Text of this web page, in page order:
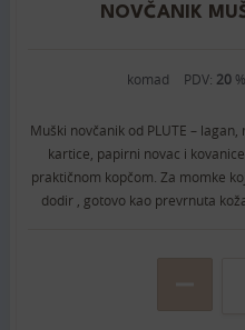
NOVČANIK
komad PDV: 20 %
Muški novčanik od PLUTE –
kartice, papirni novac i
praktičnom kopčom. Za momke
dodir , gotovo kao prevrnuta